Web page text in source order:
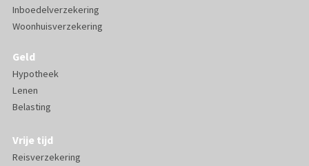
Inboedelverzekering
Woonhuisverzekering
Geld
Hypotheek
Lenen
Belasting
Vrije tijd
Reisverzekering